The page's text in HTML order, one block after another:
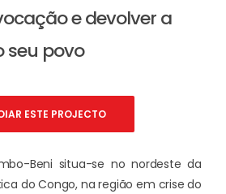
e devolver a
seu povo
ESTE PROJECTO
Beni situa-se no nordeste da
do Congo, na região em crise do